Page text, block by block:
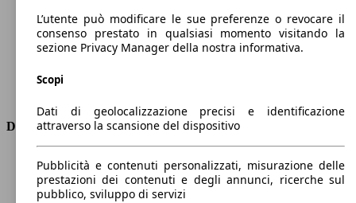
Cilindrata
1197 ccm
Carburante
GPL
Trasmissione
Dimensioni
Lunghezza
4070 mm
Altezza
1450 mm
Larghezza
1730 mm
L’utente può modificare le sue preferenze o revocare il
consenso prestato in qualsiasi momento visitando la
sezione Privacy Manager della nostra informativa.
Scopi
Dati di geolocalizzazione precisi e identificazione
attraverso la scansione del dispositivo
Pubblicità e contenuti personalizzati, misurazione delle
prestazioni dei contenuti e degli annunci, ricerche sul
pubblico, sviluppo di servizi